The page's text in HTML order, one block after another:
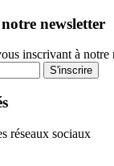
newsletter
inscrivant à notre
S'inscrire
réseaux sociaux